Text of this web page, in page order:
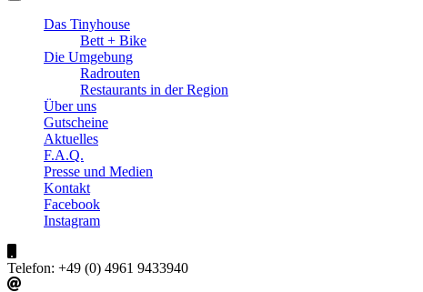
Das Tinyhouse
Bett + Bike
Die Umgebung
Radrouten
Restaurants in der Region
Über uns
Gutscheine
Aktuelles
F.A.Q.
Presse und Medien
Kontakt
Facebook
Instagram
Telefon: +49 (0) 4961 9433940